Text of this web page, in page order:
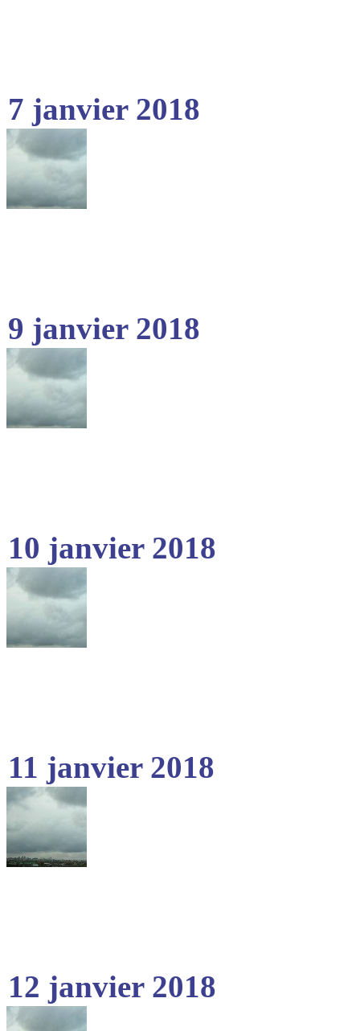
7 janvier 2018
9 janvier 2018
10 janvier 2018
11 janvier 2018
12 janvier 2018